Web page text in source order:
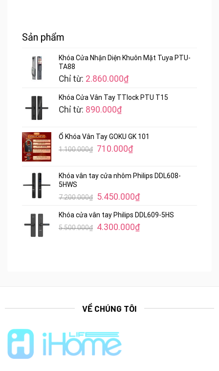
Sản phẩm
Khóa Cửa Nhận Diện Khuôn Mặt Tuya PTU-
TA88
Chỉ từ: 2.860.000₫
Khóa Cửa Vân Tay TTlock PTU T15
Chỉ từ: 890.000₫
Ổ Khóa Vân Tay GOKU GK 101
1.100.000₫ Giá
là:
1.100.000₫.
710.000₫Giá
tại
710.000₫.
Khóa vân tay cửa nhôm Philips DDL608-
5HWS
7.200.000₫ Giá
là:
7.200.000₫.
5.450.000₫Giá
tại
là:
Khóa cửa vân tay Philips DDL609-5HS
5.500.000₫ Giá
4.300.000₫Giá
VỀ CHÚNG TÔI